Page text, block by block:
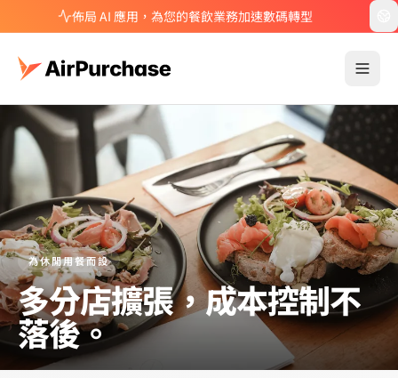
佈局 AI 應用，為您的餐飲業務加速數碼轉型
為休閒用餐而設
多分店擴張，成本控制不
落後。